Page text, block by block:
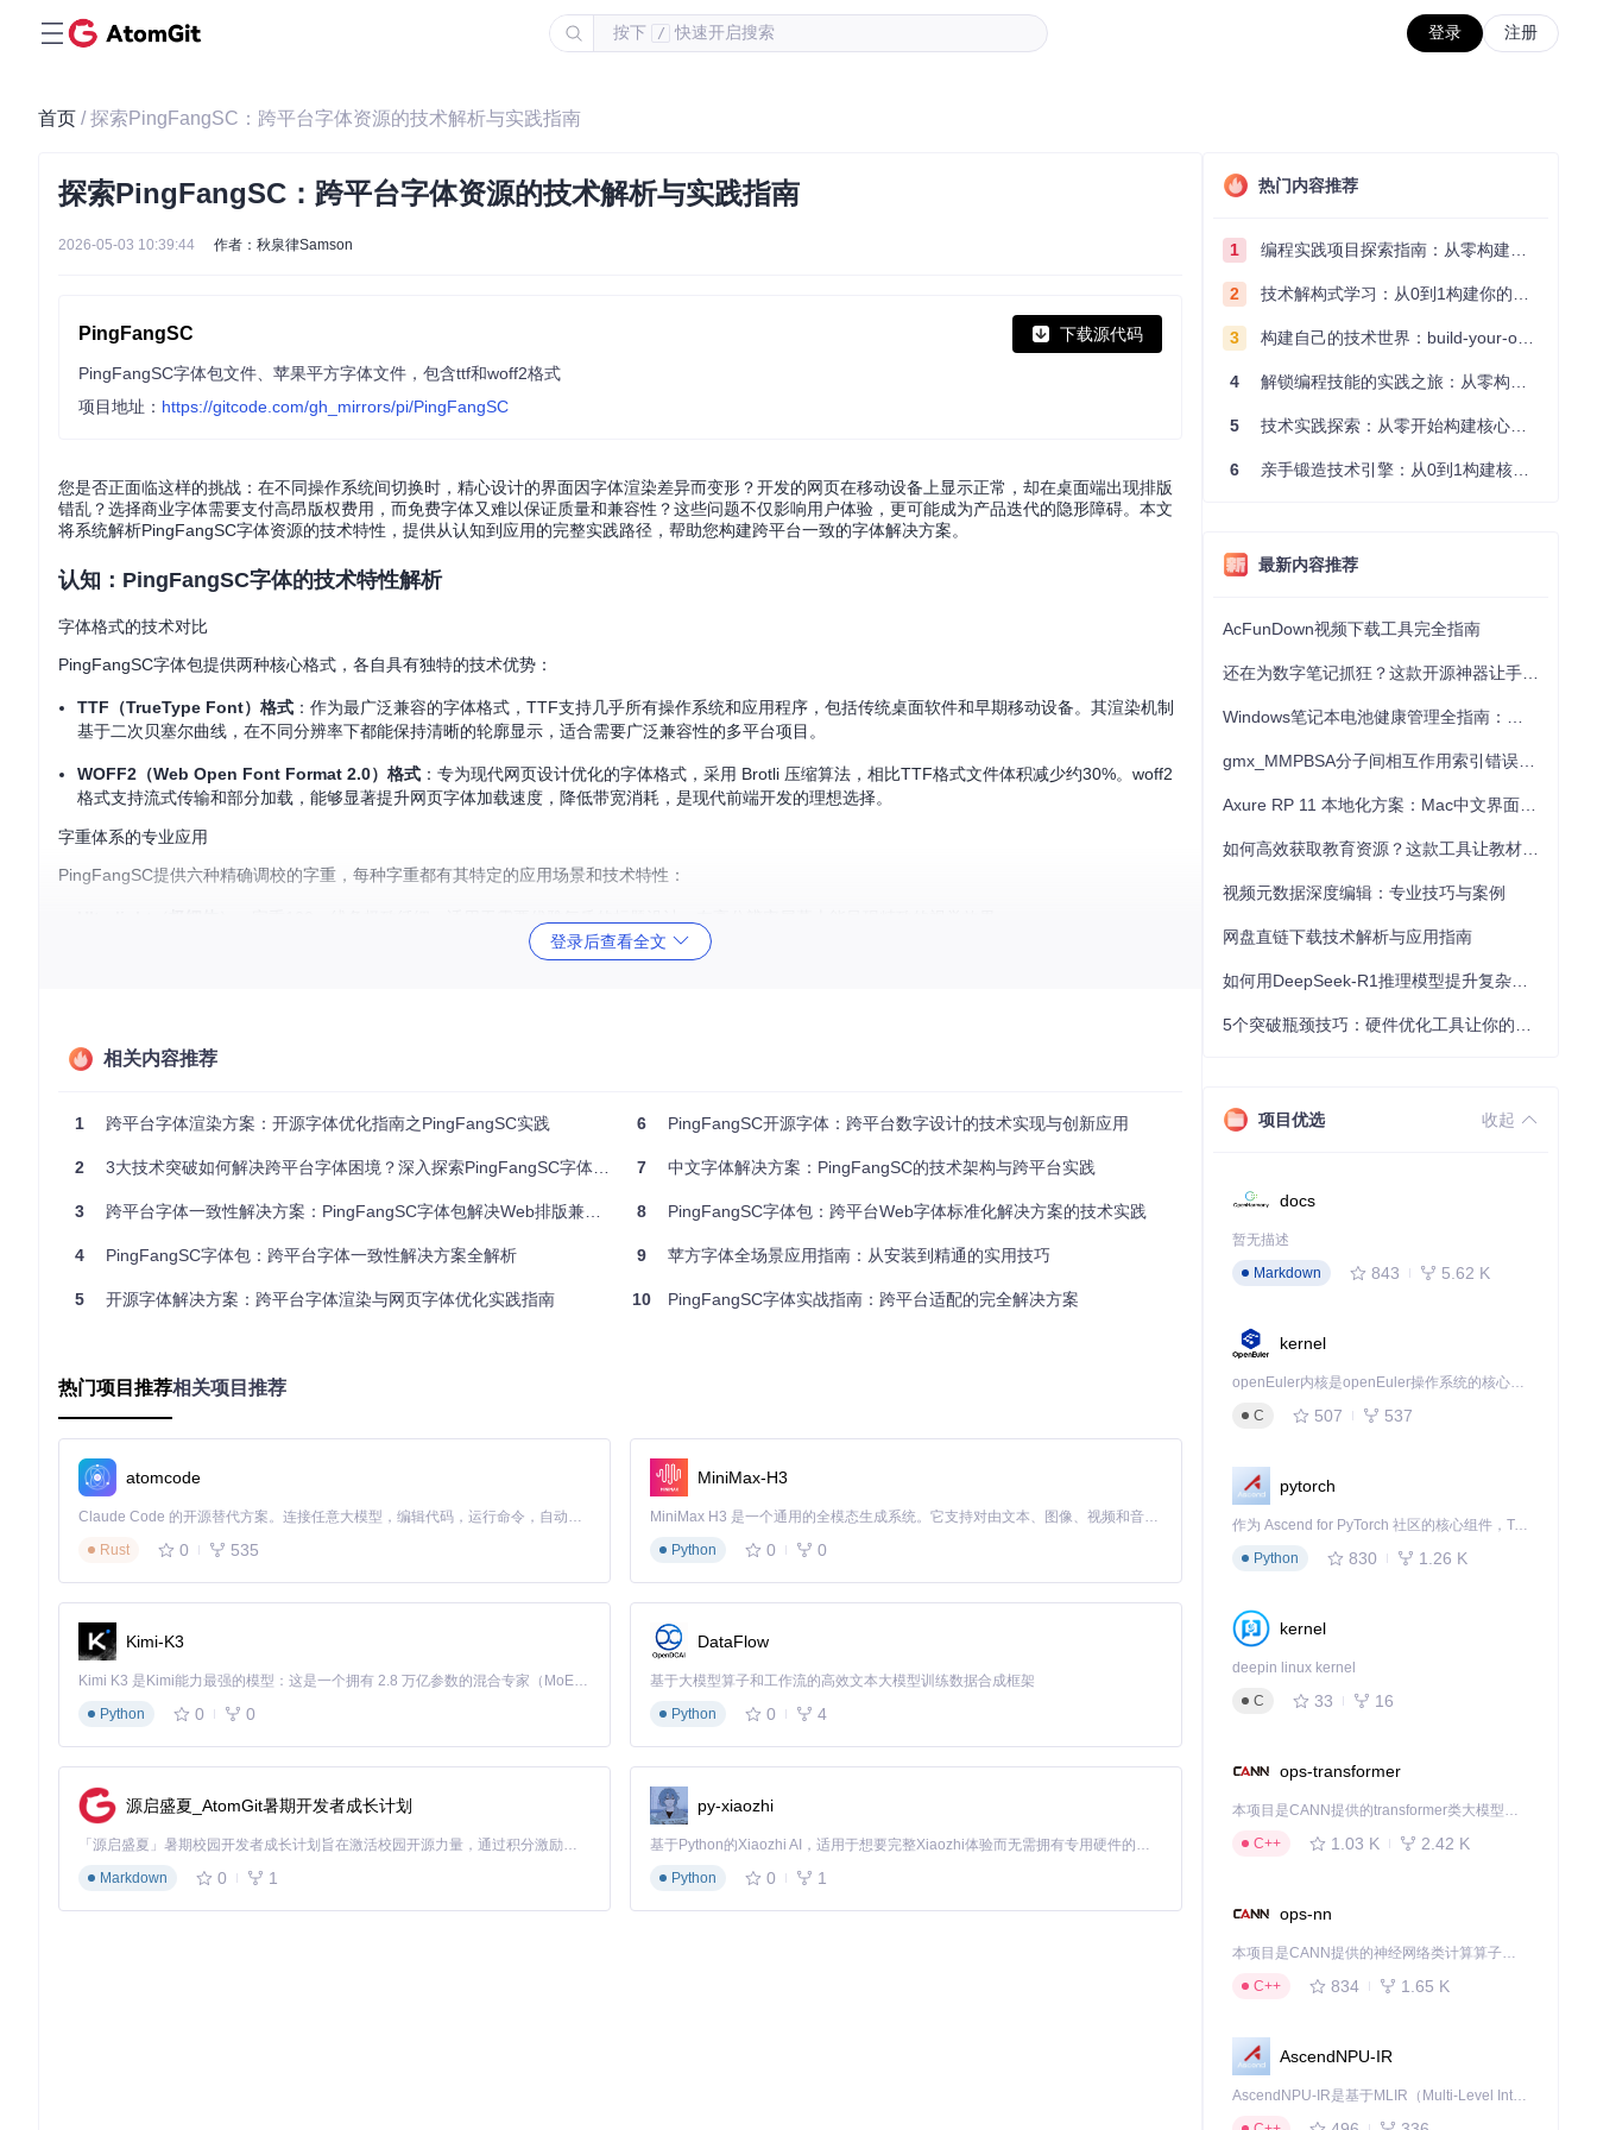
按下 / 快速开启搜索 登录 注册
首页 / 探索PingFangSC：跨平台字体资源的技术解析与实践指南
探索PingFangSC：跨平台字体资源的技术解析与实践指南
2026-05-03 10:39:44 作者：秋泉律Samson
PingFangSC 下载源代码
PingFangSC字体包文件、苹果平方字体文件，包含ttf和woff2格式
项目地址： https://gitcode.com/gh_mirrors/pi/PingFangSC
您是否正面临这样的挑战：在不同操作系统间切换时，精心设计的界面因字体渲染差异而变形？开发的网页在移动设备上显示正常，却在桌面端出现排版
错乱？选择商业字体需要支付高昂版权费用，而免费字体又难以保证质量和兼容性？这些问题不仅影响用户体验，更可能成为产品迭代的隐形障碍。本文
将系统解析PingFangSC字体资源的技术特性，提供从认知到应用的完整实践路径，帮助您构建跨平台一致的字体解决方案。
认知：PingFangSC字体的技术特性解析
字体格式的技术对比
PingFangSC字体包提供两种核心格式，各自具有独特的技术优势：
TTF（TrueType Font）格式 ：作为最广泛兼容的字体格式，TTF支持几乎所有操作系统和应用程序，包括传统桌面软件和早期移动设备。其渲染机制
基于二次贝塞尔曲线，在不同分辨率下都能保持清晰的轮廓显示，适合需要广泛兼容性的多平台项目。
WOFF2（Web Open Font Format 2.0）格式 ：专为现代网页设计优化的字体格式，采用 Brotli 压缩算法，相比TTF格式文件体积减少约30%。woff2
格式支持流式传输和部分加载，能够显著提升网页字体加载速度，降低带宽消耗，是现代前端开发的理想选择。
字重体系的专业应用
PingFangSC提供六种精确调校的字重，每种字重都有其特定的应用场景和技术特性：
：字重200，在保持轻盈感的同时增强了识别性，适合需要突出层次感的UI元素和特殊强调文本。
Regular（常规体）
Semibold（中粗体）：字重600，具有较强的视觉冲击力，适用于需要突出显示的关键信息，如价格标签、警示文本和行动号召按钮。
应用：PingFangSC字体的集成实践
在开发环境中集成PingFangSC字体需要完成以下步骤：
获取字体资源：访问项目仓库获取完整字体包，通过版本控制工具管理字体文件，确保团队成员使用统一版本的字体资源。
配置项目路径：将字体文件放置在项目的静态资源目录中，建立清晰的文件组织结构，通常建议在资源目录下创建fonts子目录，并按格式分设ttf和wof
f2子文件夹。
前端项目集成方法
在网页项目中应用PingFangSC字体需要正确配置CSS样式：
@font-face { font-family: 'PingFangSC'; src: url('../fonts/woff2/PingFangSC-Regular.woff2') format('woff2'), url('../fonts/ttf/PingFangSC-Regular.ttf') for
应用字体样式：在CSS中为目标元素指定font-family属性，设置适当的font-weight值以调用不同字重，建议同时指定备选字体栈以确保兼容性。
实现响应式调整：结合媒体查询，针对不同屏幕尺寸和分辨率优化字体大小和行高，确保在各种设备上都能提供良好的阅读体验。
优化字体加载是提升网页性能的关键环节，可采取以下技术措施：
实施字体预加载：通过link标签的preload属性提前加载关键字体资源，设置as="font"和type="font/woff2"属性，指定crossorigin以确保跨域字体正确加
载。
登录后查看全文
相关内容推荐
1 跨平台字体渲染方案：开源字体优化指南之PingFangSC实践
2 3大技术突破如何解决跨平台字体困境？深入探索PingFangSC字体工程方案
3 跨平台字体一致性解决方案：PingFangSC字体包解决Web排版兼容难题
4 PingFangSC字体包：跨平台字体一致性解决方案全解析
5 开源字体解决方案：跨平台字体渲染与网页字体优化实践指南
6 PingFangSC开源字体：跨平台数字设计的技术实现与创新应用
7 中文字体解决方案：PingFangSC的技术架构与跨平台实践
8 PingFangSC字体包：跨平台Web字体标准化解决方案的技术实践
9 苹方字体全场景应用指南：从安装到精通的实用技巧
10 PingFangSC字体实战指南：跨平台适配的完全解决方案
热门项目推荐相关项目推荐
atomcode
Claude Code 的开源替代方案。连接任意大模型，编辑代码，运行命令，自动验证 — 全自动执行。用 Rust 构建，极致性能。 ｜ An open-source alternative to Claude Code. Connect any LLM, edit code, run commands, and verify changes — autonomously. Built in Rust for speed. Get Started
Rust
0 535
MiniMax-H3
MiniMax H3 是一个通用的全模态生成系统。它支持对由文本、图像、视频和音频组成的多模态上下文进行统一理解，并能生成分辨率高达 2K、时长可达 15 秒的带原生立体声音频的视频。得益于面向任务泛化的系统设计，H3 在预训练阶段就已具备广泛的多模态上下文理解与生成能力，能够出色地执行复杂的多模态指令。
Python
0 0
Kimi-K3
Kimi K3 是Kimi能力最强的模型：这是一个拥有 2.8 万亿参数的混合专家（MoE）模型，具备原生视觉理解能力，并支持 100 万 token 的上下文窗口。
Python
0 0
DataFlow
基于大模型算子和工作流的高效文本大模型训练数据合成框架
Python
0 4
源启盛夏_AtomGit暑期开发者成长计划
「源启盛夏」暑期校园开发者成长计划旨在激活校园开源力量，通过积分激励、认证扶持、资源倾斜等形式，引导高校组织和开发者完成「入驻 — 建项目 — 做贡献 — 获认证 — 得资源」的完整闭环。无论你是想带领社团入驻平台的组织者，还是希望用代码贡献证明自己的开发者，都能在这里找到属于你的成长路径。
Markdown
0 1
py-xiaozhi
基于Python的Xiaozhi AI，适用于想要完整Xiaozhi体验而无需拥有专用硬件的用户。
Python
0 1
热门内容推荐
1 编程实践项目探索指南：从零构建技术能力体系
2 技术解构式学习：从0到1构建你的编程知识体系
3 构建自己的技术世界：build-your-own-x项目的实践探索指南
4 解锁编程技能的实践之旅：从零构建你的技术世界
5 技术实践探索：从零开始构建核心系统的实践指南
6 亲手锻造技术引擎：从0到1构建核心系统的实践指南
最新内容推荐
AcFunDown视频下载工具完全指南
视频元数据深度编辑：专业技巧与案例
网盘直链下载技术解析与应用指南
项目优选 收起
docs
暂无描述
Markdown
843 5.62 K
kernel
openEuler内核是openEuler操作系统的核心，既是系统性能与稳定性的基石，也是连接处理器、设备与服务的桥梁。
C
507 537
pytorch
作为 Ascend for PyTorch 社区的核心组件，TorchNPU 是昇腾专为 PyTorch 打造的深度学习适配插件，使 PyTorch 框架能够直接调用昇腾 NPU，为开发者提供昇腾 AI 处理器的超强算力。
Python
830 1.26 K
kernel
deepin linux kernel
C
33 16
ops-transformer
本项目是CANN提供的transformer类大模型算子库，实现网络在NPU上加速计算。
C++
1.03 K 2.42 K
ops-nn
本项目是CANN提供的神经网络类计算算子库，实现网络在NPU上加速计算。
C++
834 1.65 K
AscendNPU-IR
AscendNPU-IR是基于MLIR（Multi-Level Intermediate Representation）构建的，面向昇腾亲和算子编译时使用的中间表示，提供昇腾完备表达能力，通过编译优化提升昇腾AI处理器计算效率，支持通过生态框架使能昇腾AI处理器与深度调优